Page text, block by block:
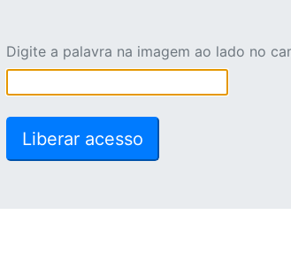
Digite a palavra na imagem ao lado no